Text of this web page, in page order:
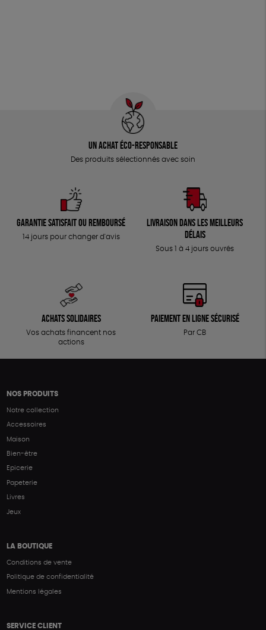
Un achat éco-responsable
Des produits sélectionnés avec soin
Garantie satisfait ou remboursé
14 jours pour changer d'avis
Livraison dans les meilleurs
délais
Sous 1 à 4 jours ouvrés
Achats solidaires
Vos achats financent nos
actions
Paiement en ligne sécurisé
Par CB
NOS PRODUITS
Notre collection
Accessoires
Maison
Bien-être
Epicerie
Papeterie
Livres
Jeux
LA BOUTIQUE
Conditions de vente
Politique de confidentialité
Mentions légales
SERVICE CLIENT